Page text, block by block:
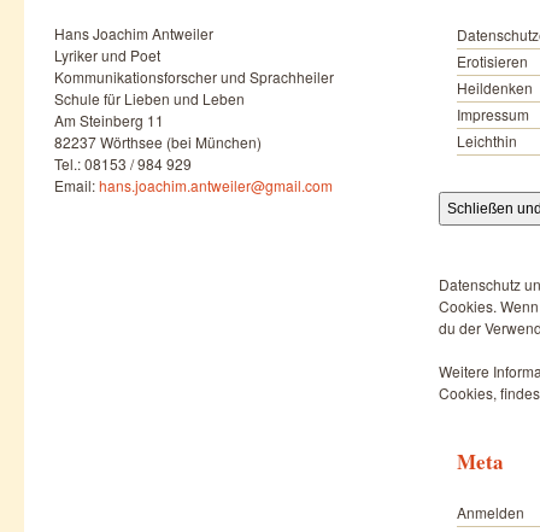
Hans Joachim Antweiler
Lyriker und Poet
Kommunikationsforscher und Sprachheiler
Schule für Lieben und Leben
Am Steinberg 11
82237 Wörthsee (bei München)
Tel.: 08153 / 984 929
Email:hans.joachim.antweiler@gmail.com
Erotisieren
Heildenken
Impressum
Leichthin
Datenschutz
Cookies.
du der
Weitere
Cookies,
Meta
Anmelden